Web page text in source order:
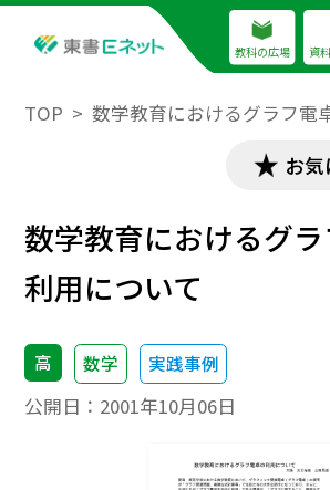
教科の広場 資
TOP 数学教育におけるグラフ電
お
数学教育におけるグ
利用について
高 数学 実践事例
公開日： 2001年10月06日